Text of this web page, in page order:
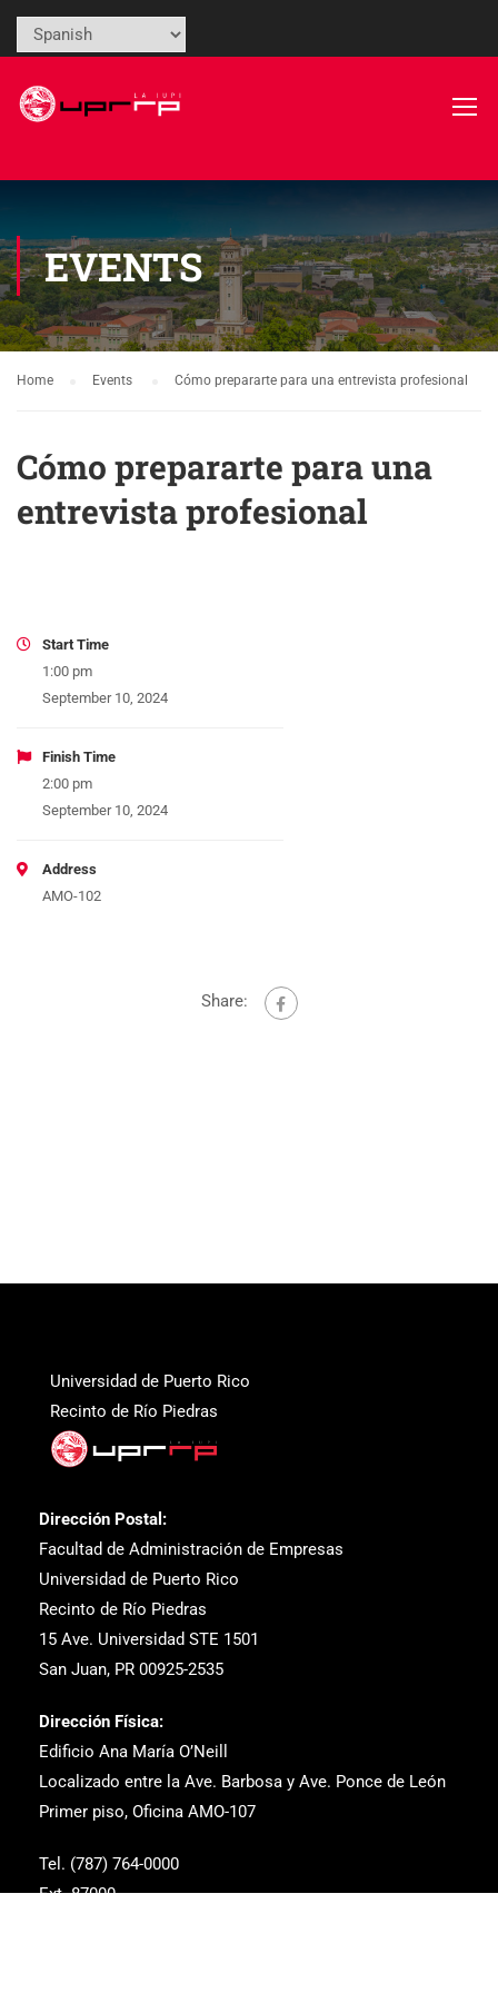
EVENTS
Home Events Cómo prepararte para una entrevista profesional
Cómo prepararte para una
entrevista profesional
Start Time
1:00 pm
September 10, 2024
Finish Time
2:00 pm
September 10, 2024
Address
AMO-102
Share:
Universidad de Puerto Rico
Recinto de Río Piedras
Dirección Postal:
Facultad de Administración de Empresas
Universidad de Puerto Rico
Recinto de Río Piedras
15 Ave. Universidad STE 1501
San Juan, PR 00925-2535
Dirección Física:
Edificio Ana María O’Neill
Localizado entre la Ave. Barbosa y Ave. Ponce de León
Primer piso, Oficina AMO-107
Tel. (787) 764-0000
Ext. 87000